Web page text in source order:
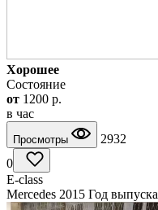
Хорошее
Состояние
от 1200 p.
в час
Просмотры
2932
0
E-class
Mercedes 2015 Год выпуска